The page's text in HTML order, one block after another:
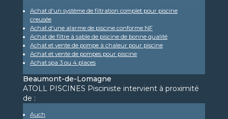
Achat d'un système de filtration complet pour piscine
creusée
Achat d'une alarme de piscine conforme NF
Achat de filtre à sable de piscine de bonne qualité
Achat et vente de pompe à chaleur pour piscine
Achat et vente de pompes pour piscine
Achat spa 3 ou 4 places
Beaumont-de-Lomagne
ATOLL PISCINES Pisciniste intervient à proximité
de :
Auch